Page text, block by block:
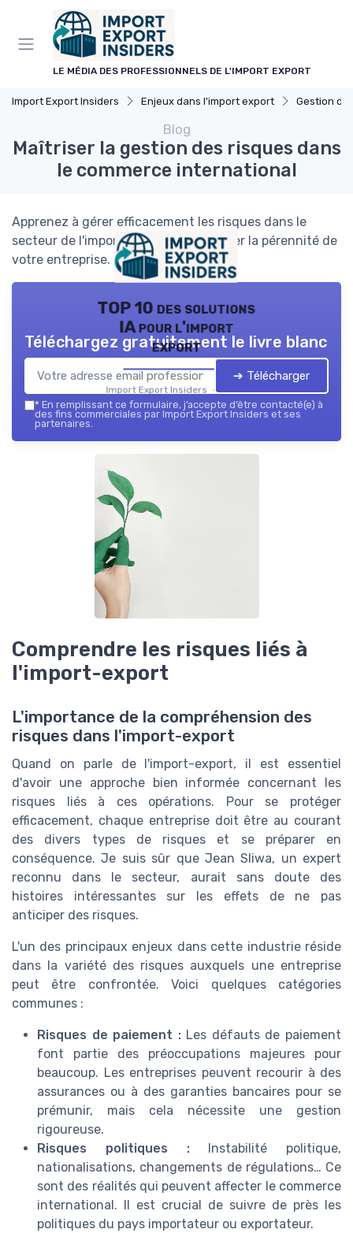
LE MÉDIA DES PROFESSIONNELS DE L'IMPORT EXPORT
Import Export Insiders Enjeux dans l'import export Gestion
Blog
Maîtriser la gestion des risques dans
le commerce international
Apprenez à gérer efficacement les risques dans le
secteur de l'import-export pour assurer la pérennité de
votre entreprise.
TOP 10 des solutions
IA pour l'import
export
Import Export Insiders — 2026
Téléchargez gratuitement le livre blanc
➔ Télécharger
* En remplissant ce formulaire, j’accepte d’être contacté(e) à
des fins commerciales par Import Export Insiders et ses
partenaires.
Comprendre les risques liés à
l'import-export
L'importance de la compréhension des
risques dans l'import-export
Quand on parle de l'import-export, il est essentiel
d'avoir une approche bien informée concernant les
risques liés à ces opérations. Pour se protéger
efficacement, chaque entreprise doit être au courant
des divers types de risques et se préparer en
conséquence. Je suis sûr que Jean Sliwa, un expert
reconnu dans le secteur, aurait sans doute des
histoires intéressantes sur les effets de ne pas
anticiper des risques.
L'un des principaux enjeux dans cette industrie réside
dans la variété des risques auxquels une entreprise
peut être confrontée. Voici quelques catégories
communes :
Risques de paiement :Les défauts de paiement
font partie des préoccupations majeures pour
beaucoup. Les entreprises peuvent recourir à des
assurances ou à des garanties bancaires pour se
prémunir, mais cela nécessite une gestion
rigoureuse.
Risques politiques :Instabilité politique,
nationalisations, changements de régulations… Ce
sont des réalités qui peuvent affecter le commerce
international. Il est crucial de suivre de près les
politiques du pays importateur ou exportateur.
Panneau de gestion des cookies